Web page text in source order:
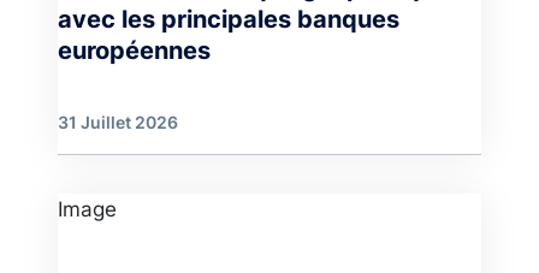
avec les principales banques
européennes
31 Juillet 2026
Image